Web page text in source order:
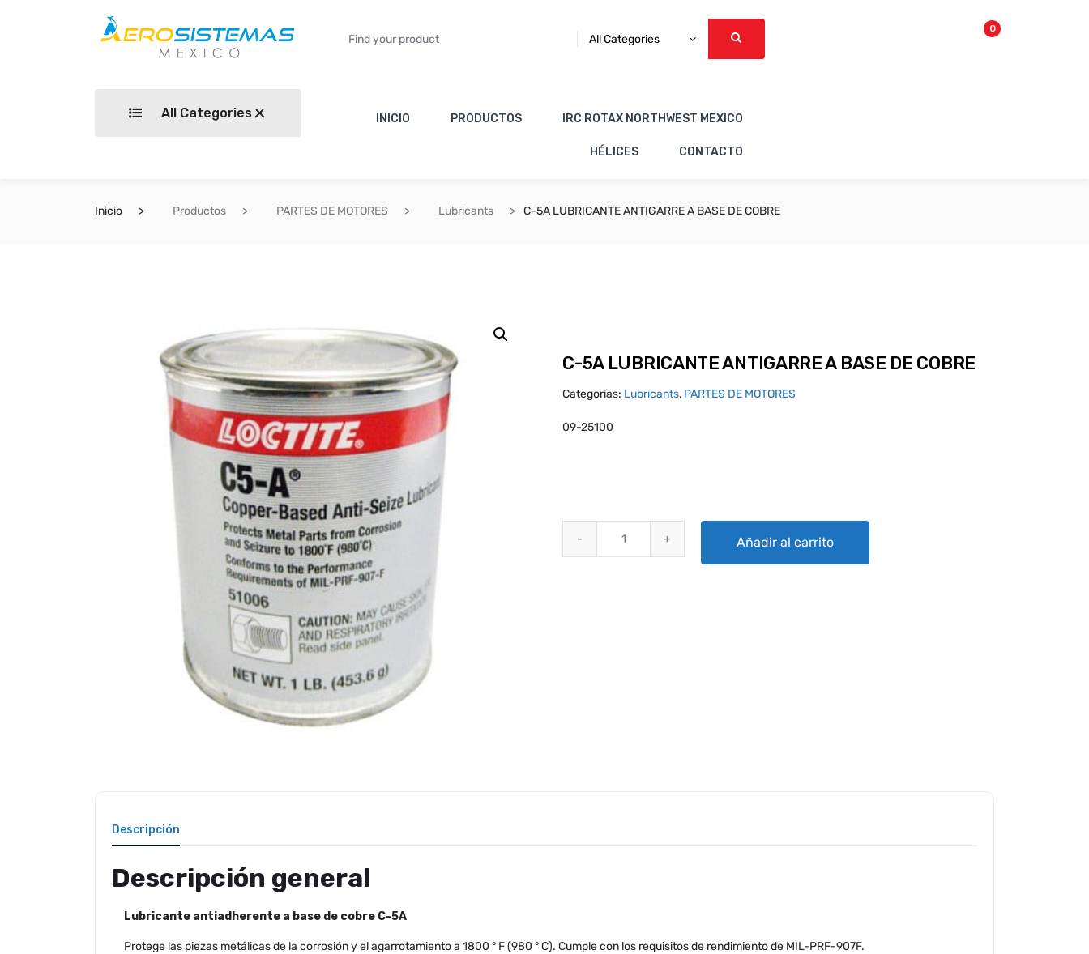
All Categories
0
All Categories INICIO PRODUCTOS IRC ROTAX NORTHWEST MEXICO
HÉLICES CONTACTO
Inicio Productos PARTES DE MOTORES Lubricants C-5A LUBRICANTE ANTIGARRE A BASE DE COBRE
C-5A LUBRICANTE ANTIGARRE A BASE DE COBRE
Categorías: Lubricants, PARTES DE MOTORES
09-25100
Añadir al carrito
Descripción
Descripción general
Lubricante antiadherente a base de cobre C-5A
Protege las piezas metálicas de la corrosión y el agarrotamiento a 1800 ° F (980 ° C). Cumple con los requisitos de rendimiento de MIL-PRF-907F.